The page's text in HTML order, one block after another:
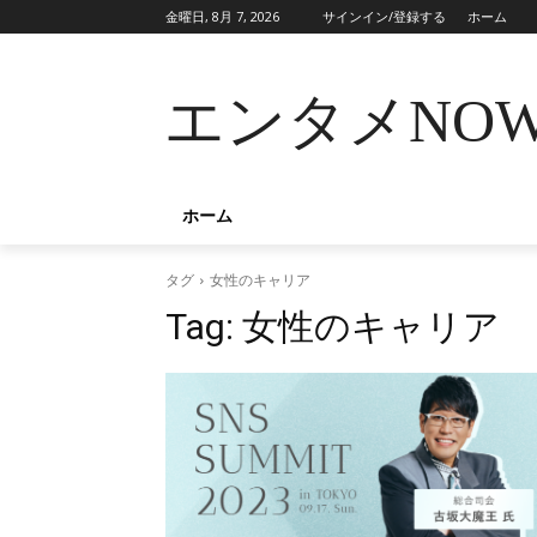
金曜日, 8月 7, 2026 サインイン/登録する ホーム
エンタメ
ホーム
タグ 女性のキャリア
Tag: 女性のキャリア